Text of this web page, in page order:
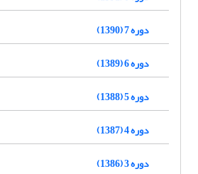
دوره 7 (1390)
دوره 6 (1389)
دوره 5 (1388)
دوره 4 (1387)
دوره 3 (1386)